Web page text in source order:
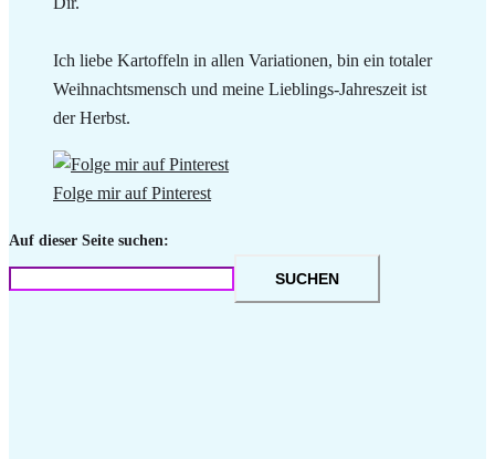
Ich liebe Kartoffeln in allen Variationen, bin ein totaler
Weihnachtsmensch und meine Lieblings-Jahreszeit ist
der Herbst.
Folge mir auf Pinterest
Auf dieser Seite suchen:
SUCHEN